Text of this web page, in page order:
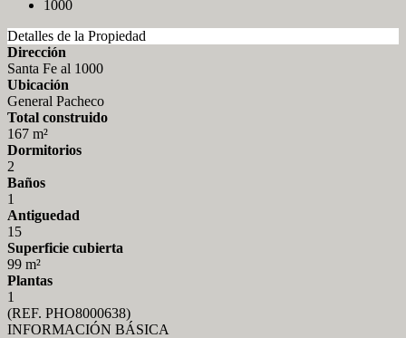
Detalles de la Propiedad
Dirección
Santa Fe al 1000
Ubicación
General Pacheco
Total construido
167 m²
Dormitorios
2
Baños
1
Antiguedad
15
Superficie cubierta
99 m²
Plantas
1
(REF. PHO8000638)
INFORMACIÓN BÁSICA